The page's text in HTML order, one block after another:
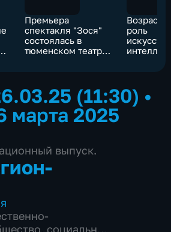
Премьера
спектакля "Зося"
состоялась в
тюменском театре
роль
(11:30) •
марта 2025
выпуск.
, социально-